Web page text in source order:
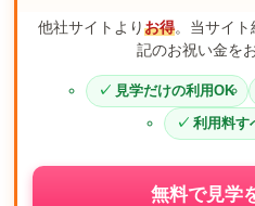
他社サイトよりお得。当サイ
記のお祝い金を
見学だけの利用OK
利用料す
無料で見学